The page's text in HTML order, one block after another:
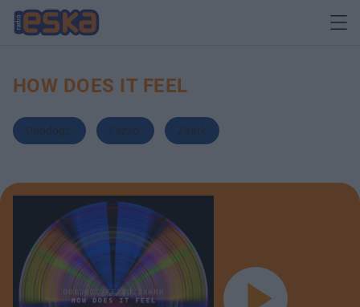
HOW DOES IT FEEL
Dubdogz Fezzo Zaark